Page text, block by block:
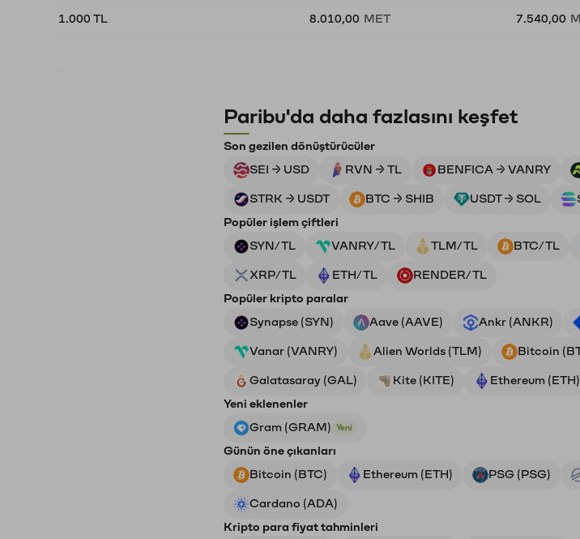
1.000 TL 8.010,00 MET 7.540,00
Paribu'da daha fazlasını keşfet
Son gezilen dönüştürücüler
SEI → USD
RVN → TL BENFICA → VANRY
STRK → USDT BTC → SHIB USDT → SOL
Popüler işlem çiftleri
SYN/TL
VANRY/TL TLM/TL BTC/TL
XRP/TL ETH/TL
RENDER/TL
Popüler kripto paralar
Synapse (SYN)
Aave (AAVE) Ankr (ANKR)
Vanar (VANRY) Alien Worlds (TLM) Bitcoin
Galatasaray (GAL) Kite (KITE) Ethereum (ETH)
Yeni eklenenler
Gram (GRAM)
Yeni
Günün öne çıkanları
Bitcoin (BTC)
Ethereum (ETH) PSG (PSG)
Cardano (ADA)
Kripto para fiyat tahminleri